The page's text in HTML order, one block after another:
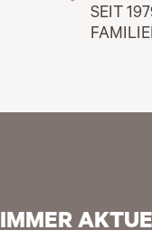
SEIT
IMMER